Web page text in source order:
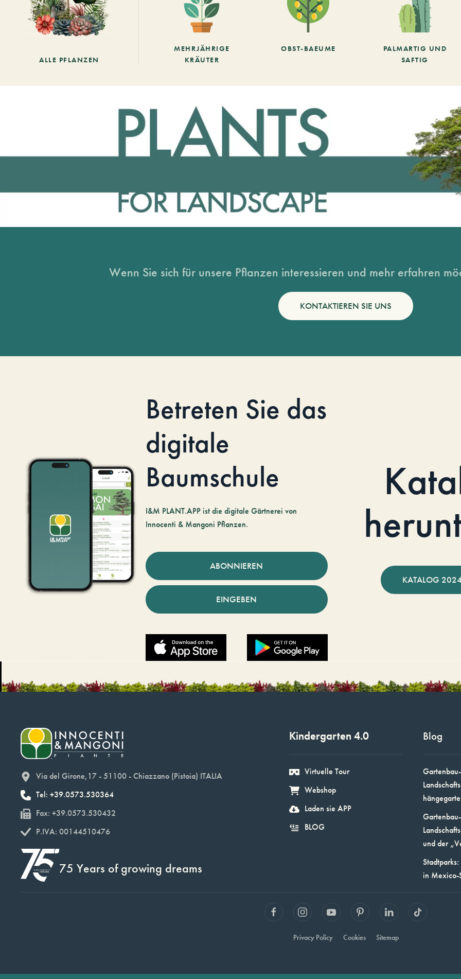
ALLE PFLANZEN
MEHRJÄHRIGE
KRÄUTER
OBST-BAEUME
PALMARTIG UND
SAFTIG
Wenn Sie sich für unsere Pflanzen interessieren und mehr erfahren
KONTAKTIEREN SIE UNS
Betreten Sie das
digitale
Baumschule
I&M PLANT.APP ist die digitale Gärtnerei von
Innocenti & Mangoni Pflanzen.
ABONNIEREN
EINGEBEN
KATALOG
Via del Girone,17 - 51100 - Chiazzano (Pistoia) ITALIA
Tel: +39.0573.530364
Fax: +39.0573.530432
P.IVA: 00144510476
75 Years of growing dreams
Kindergarten 4.0
Virtuelle Tour
Webshop
Laden sie APP
BLOG
Blog
und der
in Mexico-
Privacy Policy Cookies Sitemap